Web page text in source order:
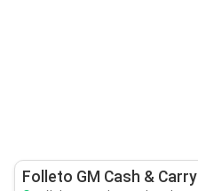
Folleto GM Cash & Carry